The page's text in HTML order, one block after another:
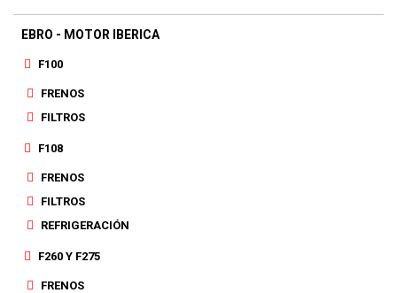
EBRO - MOTOR IBERICA
F100
FRENOS
FILTROS
F108
FRENOS
FILTROS
REFRIGERACIÓN
F260 Y F275
FRENOS